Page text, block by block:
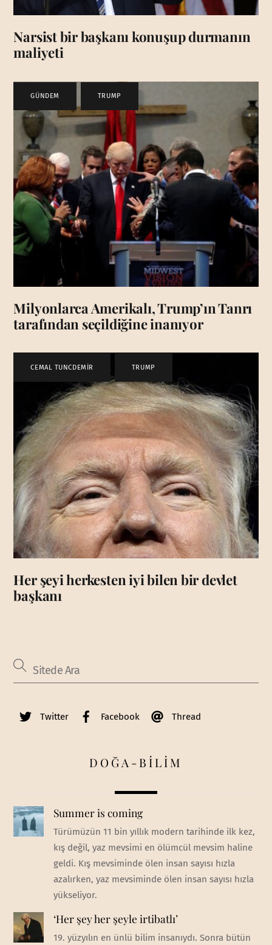
Narsist bir başkanı konuşup durmanın
maliyeti
GÜNDEM TRUMP
Milyonlarca Amerikalı, Trump’ın Tanrı
tarafından seçildiğine inanıyor
CEMAL TUNCDEMİR TRUMP
Her şeyi herkesten iyi bilen bir devlet
başkanı
Twitter Facebook Thread
DOĞA-BİLİM
Summer is coming
Türümüzün 11 bin yıllık modern tarihinde ilk kez,
kış değil, yaz mevsimi en ölümcül mevsim haline
geldi. Kış mevsiminde ölen insan sayısı hızla
azalırken, yaz mevsiminde ölen insan sayısı hızla
yükseliyor.
‘Her şey her şeyle irtibatlı’
19. yüzyılın en ünlü bilim insanıydı. Sonra bütün